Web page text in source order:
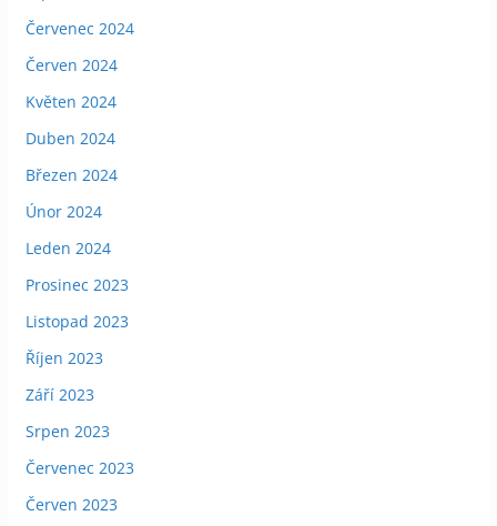
Červenec 2024
Červen 2024
Květen 2024
Duben 2024
Březen 2024
Únor 2024
Leden 2024
Prosinec 2023
Listopad 2023
Říjen 2023
Září 2023
Srpen 2023
Červenec 2023
Červen 2023